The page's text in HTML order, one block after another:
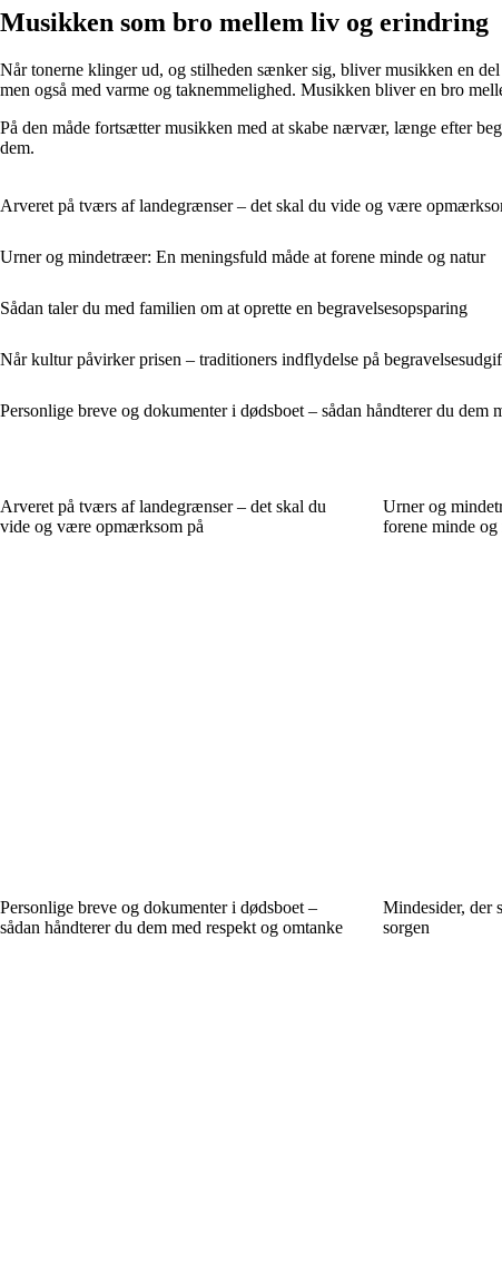
Musikken som bro mellem liv og erindring
Når tonerne klinger ud, og stilheden sænker sig, bliver musikken en
men også med varme og taknemmelighed. Musikken bliver en bro
På den måde fortsætter musikken med at skabe nærvær, længe efter
dem.
Arveret på tværs af landegrænser – det skal du vide og være
Urner og mindetræer: En meningsfuld måde at forene minde og natur
Sådan taler du med familien om at oprette en begravelsesopsparing
Når kultur påvirker prisen – traditioners indflydelse på
Personlige breve og dokumenter i dødsboet – sådan håndterer du dem
Arveret på tværs af landegrænser – det skal du
vide og være opmærksom på
Urner og
forene minde og
Personlige breve og dokumenter i dødsboet –
sådan håndterer du dem med respekt og omtanke
Mindesider, der
sorgen